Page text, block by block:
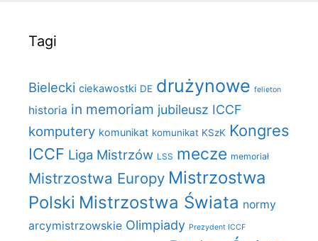
Tagi
Bielecki ciekawostki DE drużynowe felieton
historia in memoriam jubileusz ICCF
komputery komunikat komunikat KSzK Kongres
ICCF Liga Mistrzów LSS mecze memoriał
Mistrzostwa Europy Mistrzostwa
Polski Mistrzostwa Świata normy
arcymistrzowskie Olimpiady Prezydent ICCF